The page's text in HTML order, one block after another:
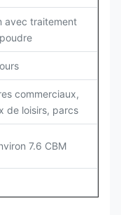
avec traitement
commerciaux,
de loisirs, parcs
7.6 CBM